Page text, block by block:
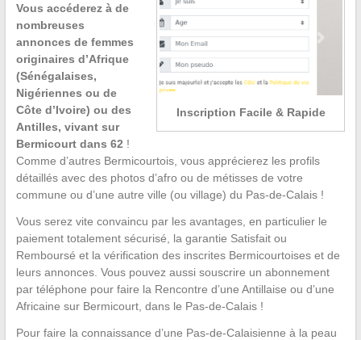
Inscription Facile & Rapide
Vous accéderez à de
nombreuses
annonces de femmes
originaires d’Afrique
(Sénégalaises,
Nigériennes ou de
Côte d’Ivoire) ou des
Antilles, vivant sur
Bermicourt dans 62 !
Comme d’autres Bermicourtois, vous apprécierez les profils
détaillés avec des photos d’afro ou de métisses de votre
commune ou d’une autre ville (ou village) du Pas-de-Calais !
Vous serez vite convaincu par les avantages, en particulier le
paiement totalement sécurisé, la garantie Satisfait ou
Remboursé et la vérification des inscrites Bermicourtoises et de
leurs annonces. Vous pouvez aussi souscrire un abonnement
par téléphone pour faire la Rencontre d’une Antillaise ou d’une
Africaine sur Bermicourt, dans le Pas-de-Calais !
Pour faire la connaissance d’une Pas-de-Calaisienne à la peau